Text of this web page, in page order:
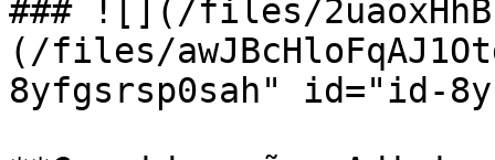
### ![](/files/
(/files/
8yfgsrsp0sah" id="id-